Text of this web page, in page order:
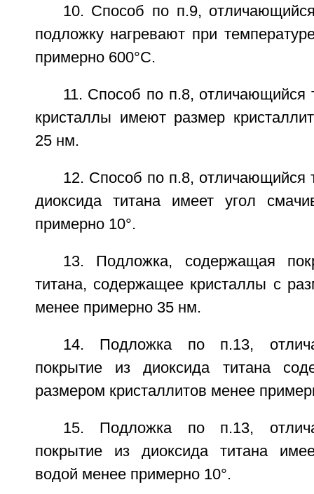
10. Способ по п.9,
подложку нагревают при
примерно 600°С.
11. Способ по п.8, отличающийся
кристаллы имеют размер
25 нм.
12. Способ по п.8, отличающийся
диоксида титана имеет угол
примерно 10°.
13. Подложка, содержащая
титана, содержащее кристаллы с
менее примерно 35 нм.
14. Подложка по п.13,
покрытие из диоксида титана
размером кристаллитов менее
15. Подложка по п.13,
покрытие из диоксида титана
водой менее примерно 10°.